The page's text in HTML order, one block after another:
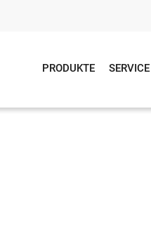
PRODUKTE SERVICE